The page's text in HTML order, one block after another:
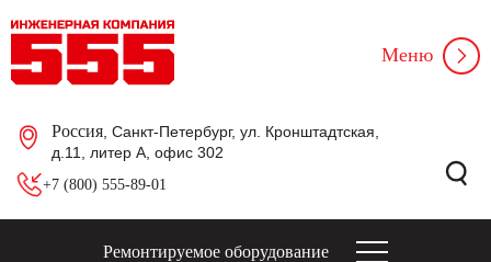
Россия , Санкт-Петербург, ул. Кронштадтская,
д.11, литер А, офис 302
+7 (800) 555-89-01
Меню
Ремонтируемое оборудование